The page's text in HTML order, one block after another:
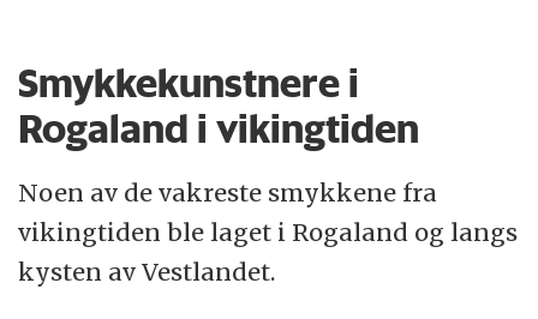
Smykkekunstnere i
Rogaland i vikingtiden
Noen av de vakreste smykkene fra
vikingtiden ble laget i Rogaland og langs
kysten av Vestlandet.